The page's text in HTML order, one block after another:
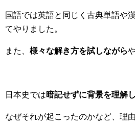
国語では英語と同じく古典単語や
てやりました。
また、 様々な解き方を試しながら
日本史では暗記せずに背景を理解
なぜそれが起こったのかなど、理